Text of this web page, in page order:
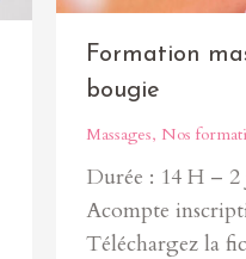
Formation
bougie
Massages, Nos
Durée : 14 H –
Acompte
Téléchargez la